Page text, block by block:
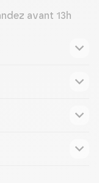
avant 13h